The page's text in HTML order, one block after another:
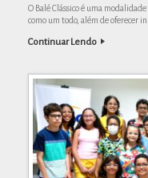
O Balé Clássico é uma
como um todo, além de oferecer
Continuar Lendo